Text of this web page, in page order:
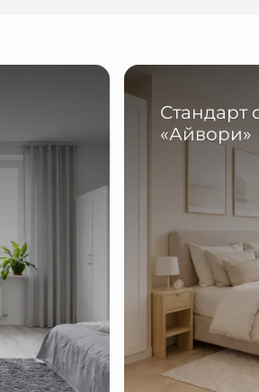
Стандарт
«Айвори»